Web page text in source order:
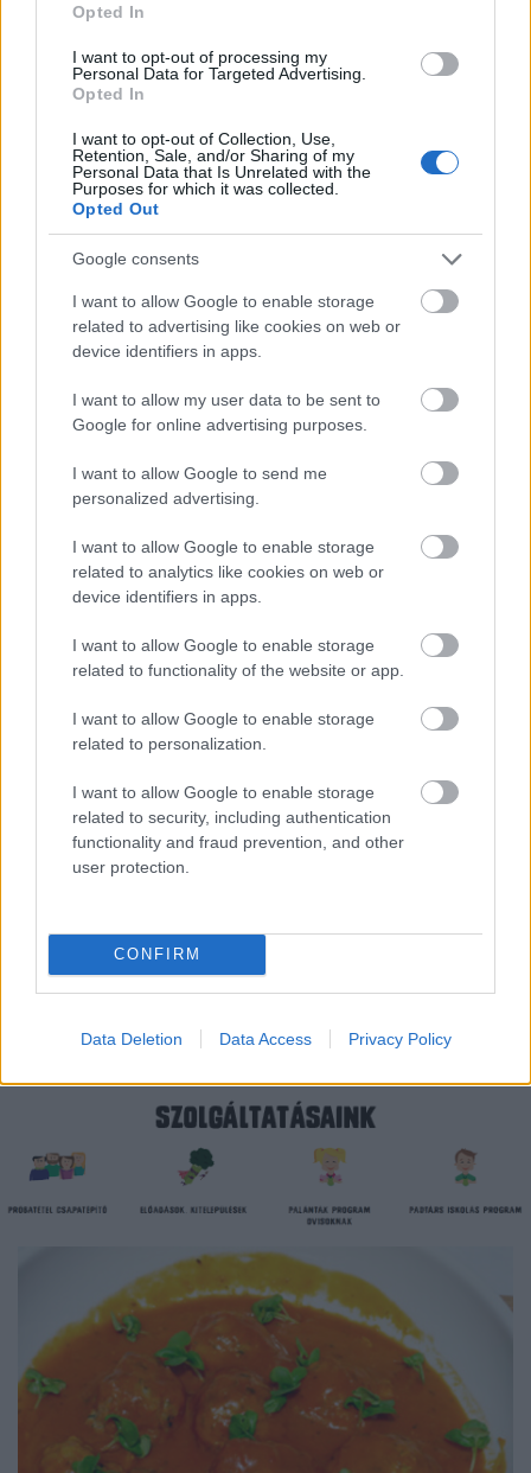
Opted In
I want to opt-out of processing my
Personal Data for Targeted Advertising.
Opted In
I want to opt-out of Collection, Use,
Retention, Sale, and/or Sharing of my
Personal Data that Is Unrelated with the
Purposes for which it was collected.
Opted Out
Google consents
I want to allow Google to enable storage
related to advertising like cookies on web or
device identifiers in apps.
I want to allow my user data to be sent to
Google for online advertising purposes.
I want to allow Google to send me
personalized advertising.
I want to allow Google to enable storage
related to analytics like cookies on web or
device identifiers in apps.
I want to allow Google to enable storage
related to functionality of the website or app.
I want to allow Google to enable storage
related to personalization.
I want to allow Google to enable storage
related to security, including authentication
functionality and fraud prevention, and other
user protection.
CONFIRM
Data Deletion Data Access Privacy Policy
Tél végi receptek céklából
Felelős Gasztrohős
A márciusban szezonális zöldségek közül az egyik
kedvencem a cékla. Azonkívül, hogy gyönyörű színe
van, amit színanyagainak a narancssárga
vulgaxantinok és a vörös betacianinok köszönhet,
ezek egymáshoz viszonyított mennyisége és aránya
adja a változatos színét. Az étrendi antioxidáns
tartalmának…
Vegakarácsony: húsmentes menü az
ünnepekre
Felelős Gasztrohős •2017. december 22.
December elején Bede Anna (Vegasztrománia) Vega
egyébként januárban lesz még több, eltérő
tematikájú) ,ahol a végén egy annyira finom
előkarácsonyi menüt fogyaszthattunk el együtt,
az élménytől. Mivel…